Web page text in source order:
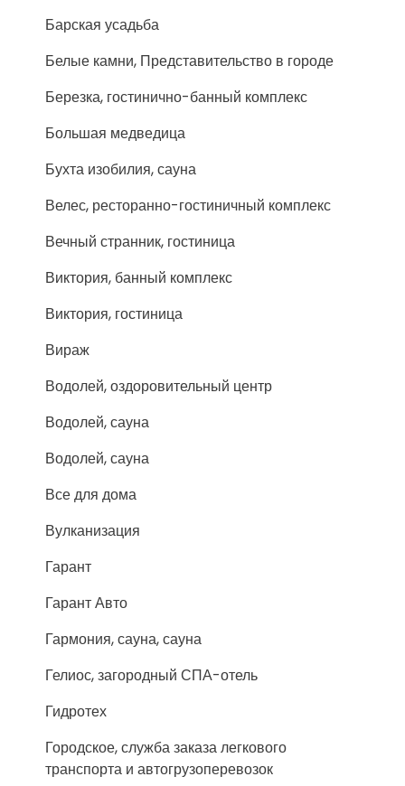
Барская усадьба
Белые камни, Представительство в городе
Березка, гостинично-банный комплекс
Большая медведица
Бухта изобилия, сауна
Велес, ресторанно-гостиничный комплекс
Вечный странник, гостиница
Виктория, банный комплекс
Виктория, гостиница
Вираж
Водолей, оздоровительный центр
Водолей, сауна
Водолей, сауна
Все для дома
Вулканизация
Гарант
Гарант Авто
Гармония, сауна, сауна
Гелиос, загородный СПА-отель
Гидротех
Городское, служба заказа легкового
транспорта и автогрузоперевозок